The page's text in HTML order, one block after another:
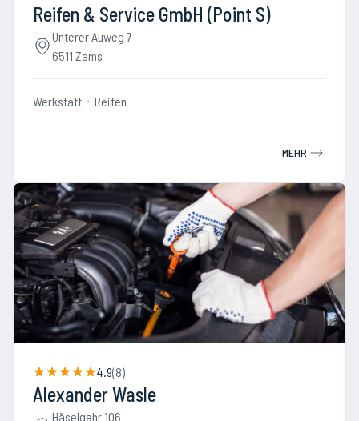
Reifen & Service GmbH (Point S)
Unterer Auweg 7
6511 Zams
Werkstatt Reifen
MEHR
4.9(8)
Alexander Wasle
Häselgehr 106